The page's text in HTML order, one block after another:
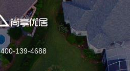
400-139-4688